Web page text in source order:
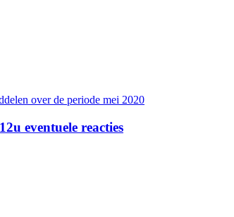
over de periode mei 2020
eventuele reacties